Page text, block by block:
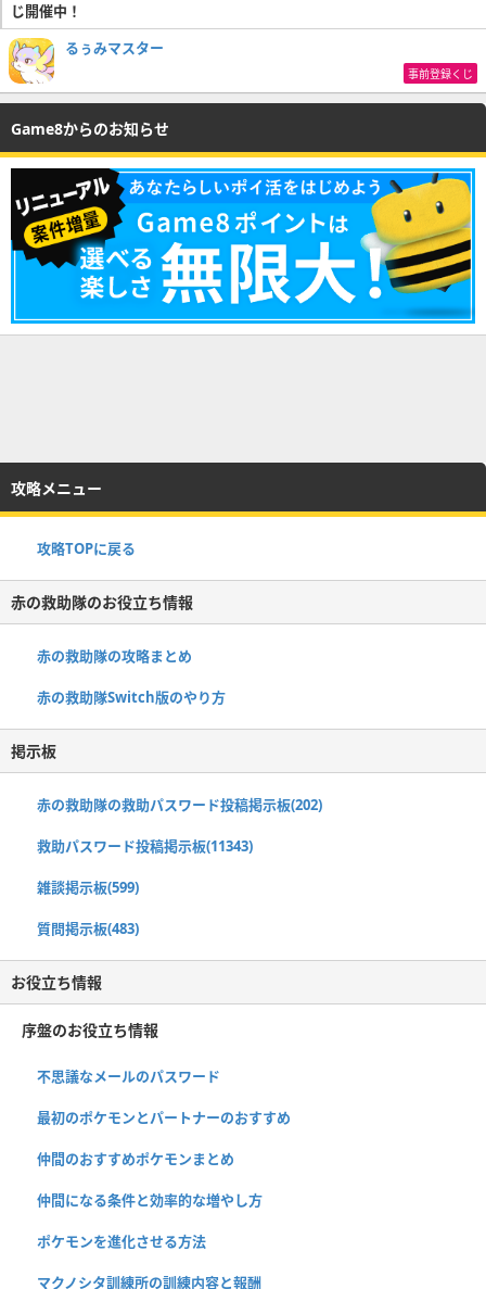
じ開催中！
るぅみマスター
事前登録くじ
Game8からのお知らせ
攻略メニュー
攻略TOPに戻る
赤の救助隊のお役立ち情報
赤の救助隊の攻略まとめ
赤の救助隊Switch版のやり方
掲示板
赤の救助隊の救助パスワード投稿掲示板(202)
救助パスワード投稿掲示板(11343)
雑談掲示板(599)
質問掲示板(483)
お役立ち情報
序盤のお役立ち情報
不思議なメールのパスワード
最初のポケモンとパートナーのおすすめ
仲間のおすすめポケモンまとめ
仲間になる条件と効率的な増やし方
ポケモンを進化させる方法
マクノシタ訓練所の訓練内容と報酬